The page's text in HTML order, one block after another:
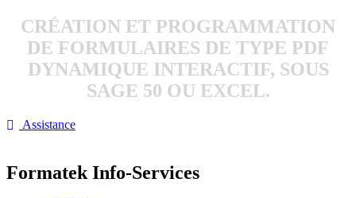
CRÉATION ET PROGRAMMATION
DE FORMULAIRES DE TYPE PDF
DYNAMIQUE INTERACTIF, SOUS
SAGE 50 OU EXCEL.
 Assistance
Formatek Info-Services